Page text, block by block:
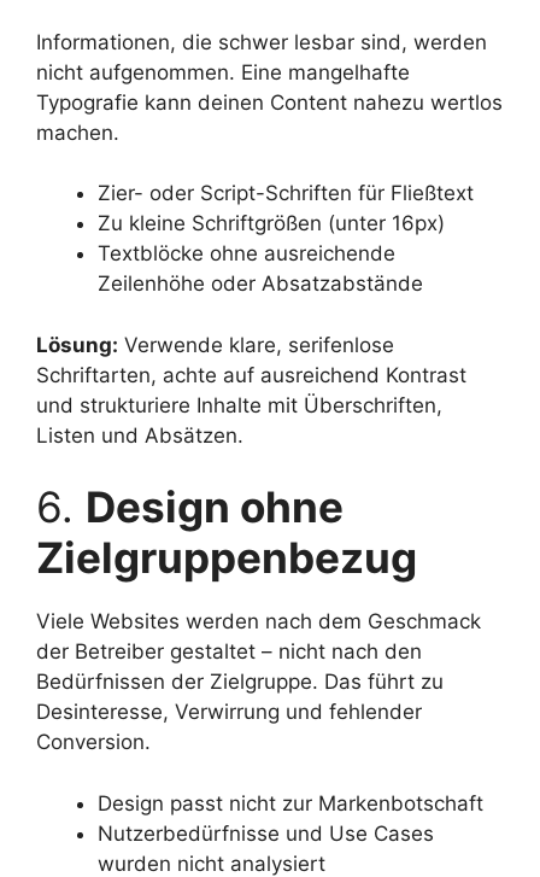
Informationen, die schwer lesbar sind, werden
nicht aufgenommen. Eine mangelhafte
Typografie kann deinen Content nahezu wertlos
machen.
Zier- oder Script-Schriften für Fließtext
Zu kleine Schriftgrößen (unter 16px)
Textblöcke ohne ausreichende
Zeilenhöhe oder Absatzabstände
Lösung: Verwende klare, serifenlose
Schriftarten, achte auf ausreichend Kontrast
und strukturiere Inhalte mit Überschriften,
Listen und Absätzen.
6. Design ohne
Zielgruppenbezug
Viele Websites werden nach dem Geschmack
der Betreiber gestaltet – nicht nach den
Bedürfnissen der Zielgruppe. Das führt zu
Desinteresse, Verwirrung und fehlender
Conversion.
Design passt nicht zur Markenbotschaft
Nutzerbedürfnisse und Use Cases
wurden nicht analysiert